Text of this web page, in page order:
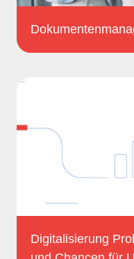
Digitalisierung